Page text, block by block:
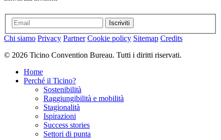
Iscriviti
Chi siamo Privacy Partner Cookie policy Sitemap Credits
© 2026 Ticino Convention Bureau. Tutti i diritti riservati.
Home
Perché il Ticino?
Sostenibilità
Raggiungibilità e mobilità
Stagionalità
Ispirazioni
Success stories
Settori di punta